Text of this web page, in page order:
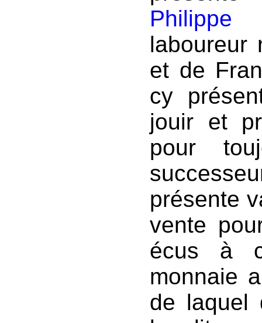
laboureur
et de
cy
jouir et
pour
présente
vente
écus à
monnaie
de laquel